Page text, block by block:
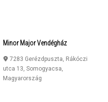
Minor Major Vendégház
7283 Gerézdpuszta, Rákóczi
utca 13,Somogyacsa,
Magyarország